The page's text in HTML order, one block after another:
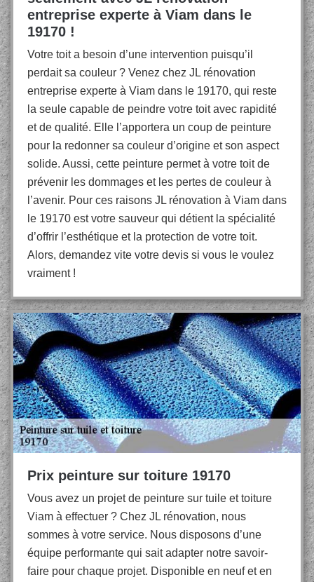
entreprise experte à Viam dans le
19170 !
Votre toit a besoin d’une intervention puisqu’il
perdait sa couleur ? Venez chez JL rénovation
entreprise experte à Viam dans le 19170, qui reste
la seule capable de peindre votre toit avec rapidité
et de qualité. Elle l’apportera un coup de peinture
pour la redonner sa couleur d’origine et son aspect
solide. Aussi, cette peinture permet à votre toit de
prévenir les dommages et les pertes de couleur à
l’avenir. Pour ces raisons JL rénovation à Viam dans
le 19170 est votre sauveur qui détient la spécialité
d’offrir l’esthétique et la protection de votre toit.
Alors, demandez vite votre devis si vous le voulez
vraiment !
Prix peinture sur toiture 19170
Vous avez un projet de peinture sur tuile et toiture
Viam à effectuer ? Chez JL rénovation, nous
sommes à votre service. Nous disposons d’une
équipe performante qui sait adapter notre savoir-
faire pour chaque projet. Disponible en neuf et en